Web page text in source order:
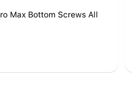
Max Bottom Screws All